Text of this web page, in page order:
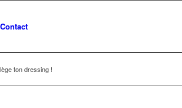
Contact
ton dressing !